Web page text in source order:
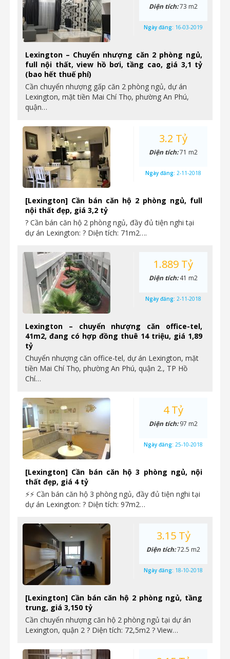
Lexington – Chuyển nhượng căn 2 phòng ngủ,
full nội thất, view hồ bơi, tầng cao, giá 3,1 tỷ
(bao hết thuế phí)
Cần chuyển nhượng gấp căn 2 phòng ngủ, dự án
Lexington, mặt tiền Mai Chí Thọ, phường An Phú,
quận…
Diện tích:73 m2
Ngày đăng: 16-03-2019
[Lexington] Cần bán căn hộ 2 phòng ngủ, full
nội thất đẹp, giá 3,2 tỷ
? Cần bán căn hộ 2 phòng ngủ, đầy đủ tiện nghi tại
dự án Lexington: ? Diện tích: 71m2….
3.2 Tỷ
Diện tích:71 m2
Ngày đăng: 2-11-2018
Lexington – chuyển nhượng căn office-tel,
41m2, đang có hợp đồng thuê 14 triệu, giá 1,89
tỷ
Chuyển nhượng căn office-tel, dự án Lexington, mặt
tiền Mai Chí Thọ, phường An Phú, quận 2., TP Hồ
Chí…
1.889 Tỷ
Diện tích:41 m2
Ngày đăng: 2-11-2018
[Lexington] Cần bán căn hộ 3 phòng ngủ, nội
thất đẹp, giá 4 tỷ
⚡⚡ Cần bán căn hộ 3 phòng ngủ, đầy đủ tiện nghi tại
dự án Lexington: ? Diện tích: 97m2…
4 Tỷ
Diện tích:97 m2
Ngày đăng: 25-10-2018
[Lexington] Cần bán căn hộ 2 phòng ngủ, tầng
trung, giá 3,150 tỷ
Cần chuyển nhượng căn hộ 2 phòng ngủ tại dự án
Lexington, quận 2 ? Diện tích: 72,5m2 ? View…
3.15 Tỷ
Diện tích:72.5 m2
Ngày đăng: 18-10-2018